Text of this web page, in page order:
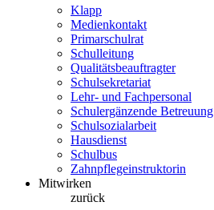
Klapp
Medienkontakt
Primarschulrat
Schulleitung
Qualitätsbeauftragter
Schulsekretariat
Lehr- und Fachpersonal
Schulergänzende Betreuung
Schulsozialarbeit
Hausdienst
Schulbus
Zahnpflegeinstruktorin
Mitwirken
zurück